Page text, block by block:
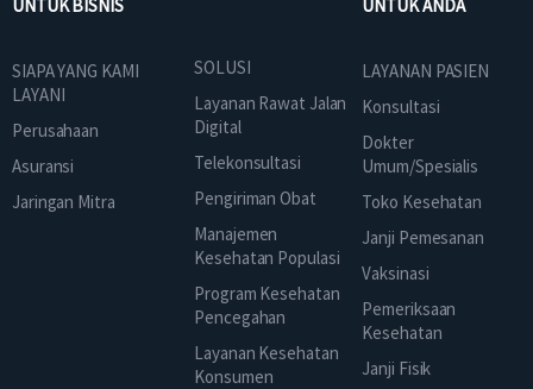
UNTUK BISNIS
SIAPA YANG KAMI
LAYANI
Perusahaan
Asuransi
Jaringan Mitra
SOLUSI
Layanan Rawat Jalan
Digital
Telekonsultasi
Pengiriman Obat
Manajemen
Kesehatan Populasi
Program Kesehatan
Pencegahan
Layanan Kesehatan
Konsumen
UNTUK ANDA
LAYANAN PASIEN
Konsultasi
Dokter
Umum/Spesialis
Toko Kesehatan
Janji Pemesanan
Vaksinasi
Pemeriksaan
Kesehatan
Janji Fisik